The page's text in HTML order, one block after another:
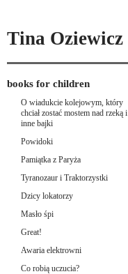
Tina Oziewicz
books for children
O wiadukcie kolejowym, który
chciał zostać mostem nad rzeką i
inne bajki
Powidoki
Pamiątka z Paryża
Tyranozaur i Traktorzystki
Dzicy lokatorzy
Masło śpi
Great!
Awaria elektrowni
Co robią uczucia?